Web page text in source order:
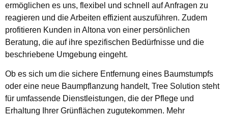
ermöglichen es uns, flexibel und schnell auf Anfragen zu
reagieren und die Arbeiten effizient auszuführen. Zudem
profitieren Kunden in Altona von einer persönlichen
Beratung, die auf ihre spezifischen Bedürfnisse und die
beschriebene Umgebung eingeht.
Ob es sich um die sichere Entfernung eines Baumstumpfs
oder eine neue Baumpflanzung handelt, Tree Solution steht
für umfassende Dienstleistungen, die der Pflege und
Erhaltung Ihrer Grünflächen zugutekommen. Mehr